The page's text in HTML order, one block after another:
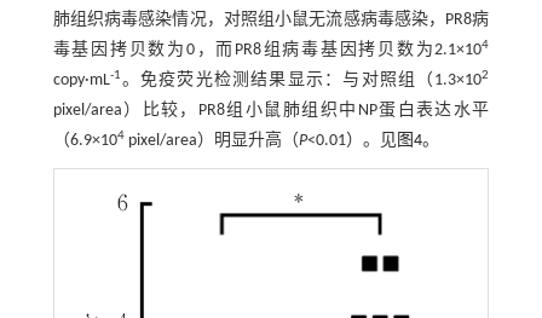
肺组织病毒感染情况，对照组小鼠无流感病毒感染，PR8病
毒基因拷贝数为0，而PR8组病毒基因拷贝数为2.1×104
copy·mL-1。免疫荧光检测结果显示：与对照组（1.3×102
pixel/area）比较，PR8组小鼠肺组织中NP蛋白表达水平
（6.9×104pixel/area）明显升高（P<0.01）。见图4。